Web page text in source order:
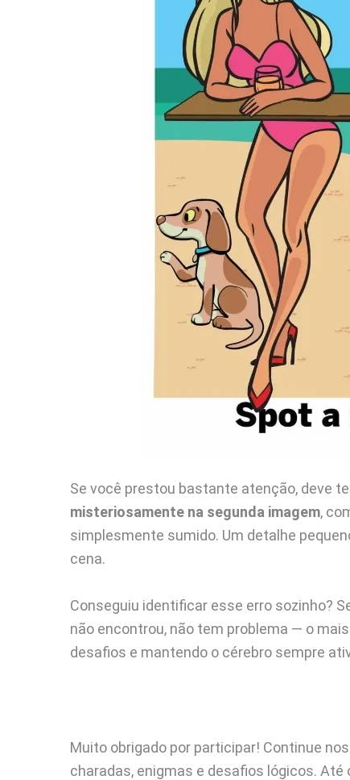
Se você prestou bastante atenção, deve
misteriosamente na segunda imagem,
simplesmente sumido. Um detalhe
cena.
Conseguiu identificar esse erro sozinho?
não encontrou, não tem problema — o
desafios e mantendo o cérebro sempre
Muito obrigado por participar! Continue
charadas, enigmas e desafios lógicos. Até